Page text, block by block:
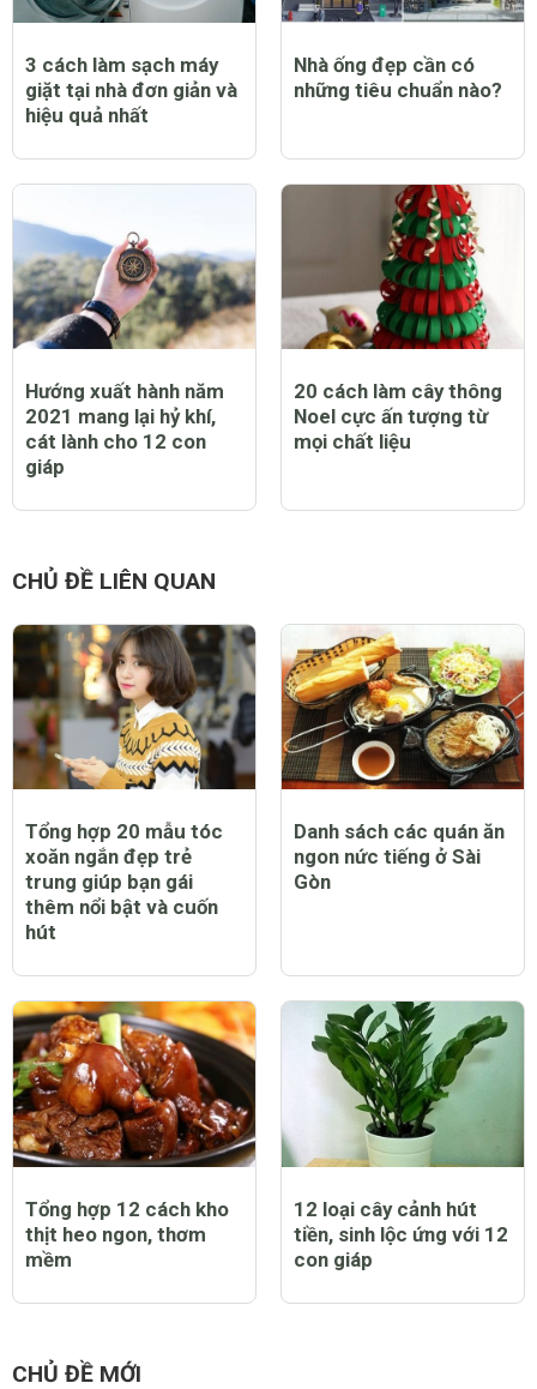
3 cách làm sạch máy
giặt tại nhà đơn giản và
hiệu quả nhất
Nhà ống đẹp cần có
những tiêu chuẩn nào?
Hướng xuất hành năm
2021 mang lại hỷ khí,
cát lành cho 12 con
giáp
20 cách làm cây thông
Noel cực ấn tượng từ
mọi chất liệu
CHỦ ĐỀ LIÊN QUAN
Tổng hợp 20 mẫu tóc
xoăn ngắn đẹp trẻ
trung giúp bạn gái
thêm nổi bật và cuốn
hút
Danh sách các quán ăn
ngon nức tiếng ở Sài
Gòn
Tổng hợp 12 cách kho
thịt heo ngon, thơm
mềm
12 loại cây cảnh hút
tiền, sinh lộc ứng với 12
con giáp
CHỦ ĐỀ MỚI